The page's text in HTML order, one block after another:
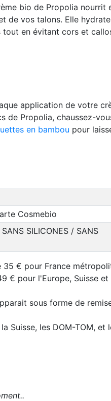
bio de Propolia nourrit
de vos talons. Elle
en évitant cors et
application de votre
de Propolia, chaussez-
en bambou pour
Cosmebio
SILICONES / SANS
€ pour France
€ pour l'Europe, Suisse et
sous forme de
Suisse, les DOM-TOM, et